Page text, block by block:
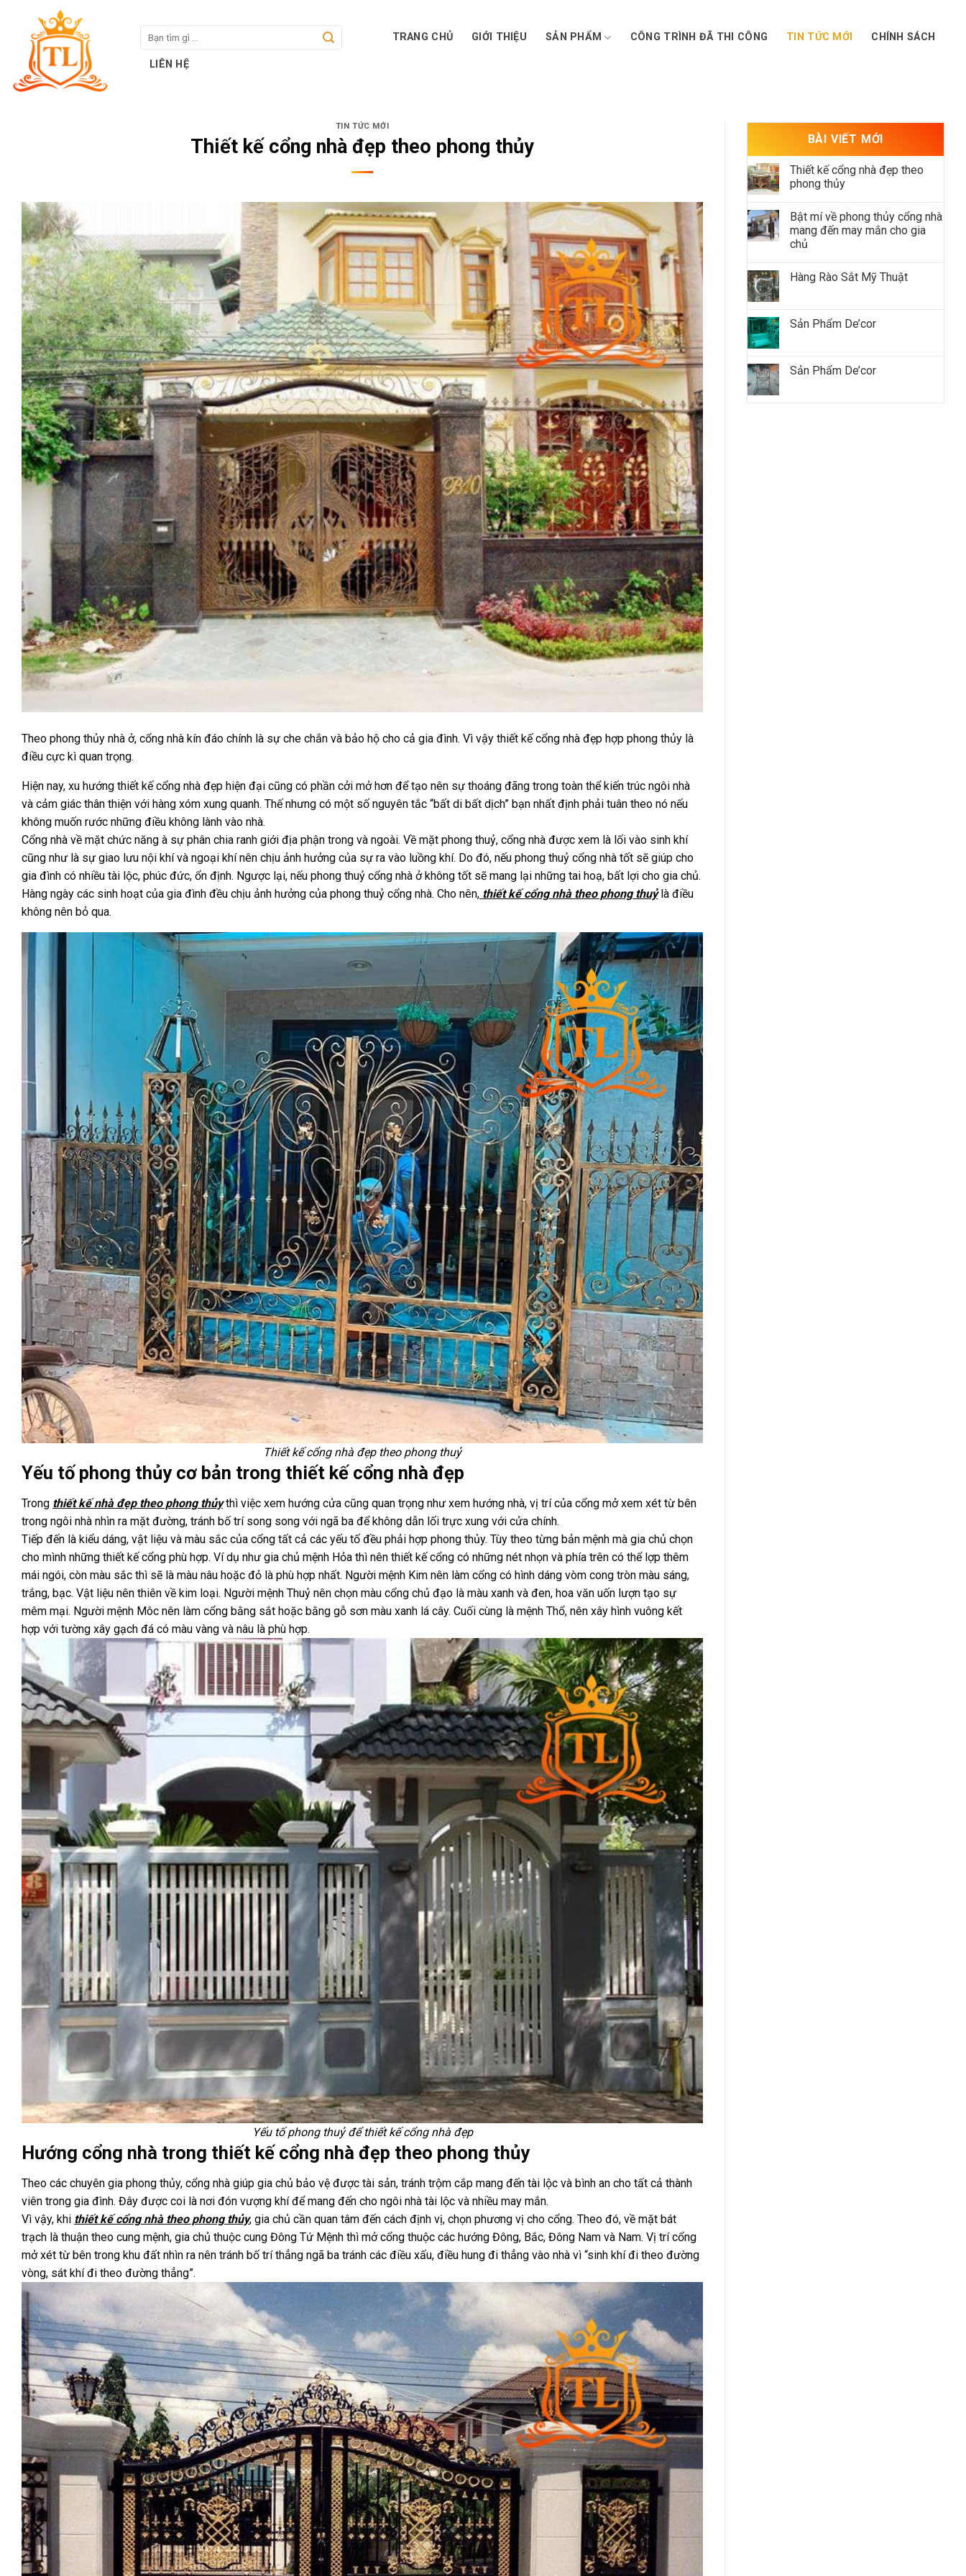
content
kiếm:
TRANG CHỦ GIỚI THIỆU SẢN PHẨM CÔNG TRÌNH ĐÃ THI CÔNG TIN TỨC MỚI CHÍNH SÁCH
LIÊN HỆ
TIN TỨC MỚI
Thiết kế cổng nhà đẹp theo phong thủy
Theo phong thủy nhà ở, cổng nhà kín đáo chính là sự che chắn và bảo hộ cho cả gia đình. Vì vậy thiết kế cổng nhà đẹp hợp phong thủy là
điều cực kì quan trọng.
Hiện nay, xu hướng thiết kế cổng nhà đẹp hiện đại cũng có phần cởi mở hơn để tạo nên sự thoáng đãng trong toàn thể kiến trúc ngôi nhà
và cảm giác thân thiện với hàng xóm xung quanh. Thế nhưng có một số nguyên tắc “bất di bất dịch” bạn nhất định phải tuân theo nó nếu
không muốn rước những điều không lành vào nhà.
Cổng nhà về mặt chức năng à sự phân chia ranh giới địa phận trong và ngoài. Về mặt phong thuỷ, cổng nhà được xem là lối vào sinh khí
cũng như là sự giao lưu nội khí và ngoại khí nên chịu ảnh hưởng của sự ra vào luồng khí. Do đó, nếu phong thuỷ cổng nhà tốt sẽ giúp cho
gia đình có nhiều tài lộc, phúc đức, ổn định. Ngược lại, nếu phong thuỷ cổng nhà ở không tốt sẽ mang lại những tai hoạ, bất lợi cho gia chủ.
Hàng ngày các sinh hoạt của gia đình đều chịu ảnh hưởng của phong thuỷ cổng nhà. Cho nên, thiết kế cổng nhà theo phong thuỷlà điều
không nên bỏ qua.
Thiết kế cổng nhà đẹp theo phong thuỷ
Yếu tố phong thủy cơ bản trong thiết kế cổng nhà đẹp
Trong thiết kế nhà đẹp theo phong thủythì việc xem hướng cửa cũng quan trọng như xem hướng nhà, vị trí của cổng mở xem xét từ bên
trong ngôi nhà nhìn ra mặt đường, tránh bố trí song song với ngã ba để không dẫn lối trực xung với cửa chính.
Tiếp đến là kiểu dáng, vật liệu và màu sắc của cổng tất cả các yếu tố đều phải hợp phong thủy. Tùy theo từng bản mệnh mà gia chủ chọn
cho mình những thiết kế cổng phù hợp. Ví dụ như gia chủ mệnh Hỏa thì nên thiết kế cổng có những nét nhọn và phía trên có thể lợp thêm
mái ngói, còn màu sắc thì sẽ là màu nâu hoặc đỏ là phù hợp nhất. Người mệnh Kim nên làm cổng có hình dáng vòm cong tròn màu sáng,
trắng, bạc. Vật liệu nên thiên về kim loại. Người mệnh Thuỷ nên chọn màu cổng chủ đạo là màu xanh và đen, hoa văn uốn lượn tạo sự
mêm mại. Người mệnh Môc nên làm cổng bằng sắt hoặc bằng gỗ sơn màu xanh lá cây. Cuối cùng là mệnh Thổ, nên xây hình vuông kết
hợp với tường xây gạch đá có màu vàng và nâu là phù hợp.
Yếu tố phong thuỷ để thiết kế cổng nhà đẹp
Hướng cổng nhà trong thiết kế cổng nhà đẹp theo phong thủy
Theo các chuyên gia phong thủy, cổng nhà giúp gia chủ bảo vệ được tài sản, tránh trộm cắp mang đến tài lộc và bình an cho tất cả thành
viên trong gia đình. Đây được coi là nơi đón vượng khí để mang đến cho ngôi nhà tài lộc và nhiều may mắn.
Vì vậy, khi thiết kế cổng nhà theo phong thủy, gia chủ cần quan tâm đến cách định vị, chọn phương vị cho cổng. Theo đó, về mặt bát
trạch là thuận theo cung mệnh, gia chủ thuộc cung Đông Tứ Mệnh thì mở cổng thuộc các hướng Đông, Bắc, Đông Nam và Nam. Vị trí cổng
mở xét từ bên trong khu đất nhìn ra nên tránh bố trí thẳng ngã ba tránh các điều xấu, điều hung đi thẳng vào nhà vì “sinh khí đi theo đường
vòng, sát khí đi theo đường thẳng”.
BÀI VIẾT MỚI
Thiết kế cổng nhà đẹp theo
phong thủy
Bật mí về phong thủy cổng nhà
mang đến may mắn cho gia
chủ
Hàng Rào Sắt Mỹ Thuật
Sản Phẩm De’cor
Sản Phẩm De’cor